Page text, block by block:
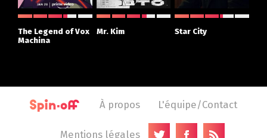
The Legend of Vox
Machina
Mr. Kim Star City
À propos L'équipe/Contact
Mentions légales